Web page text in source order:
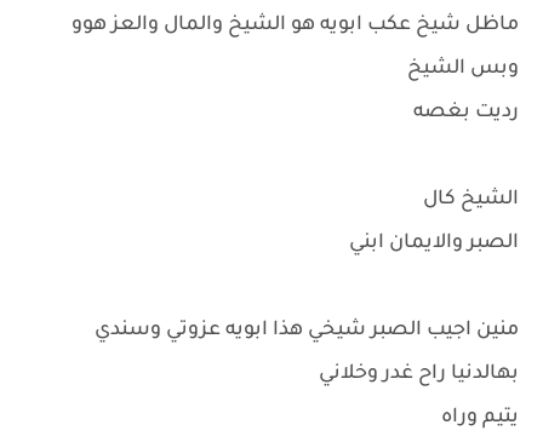
ماظل شيخ عكب ابويه هو الشيخ والمال والعز هوو
وبس الشيخ
رديت بغصه
الشيخ كال
الصبر والايمان ابني
منين اجيب الصبر شيخي هذا ابويه عزوتي وسندي
بهالدنيا راح غدر وخلاني
يتيم وراه